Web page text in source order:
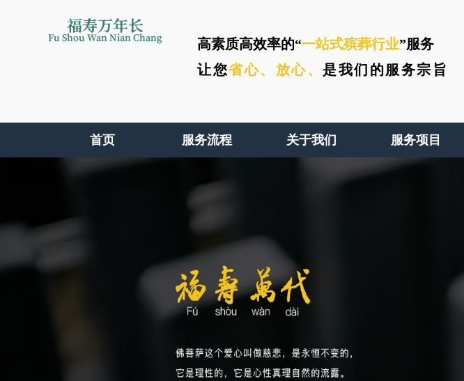
福寿万年长
Fu Shou Wan Nian Chang 高素质高效率的“一站式殡葬行业”服务
让您省心、 放心、 是我们的服务宗旨
首页 服务流程 关于我们 服务项目